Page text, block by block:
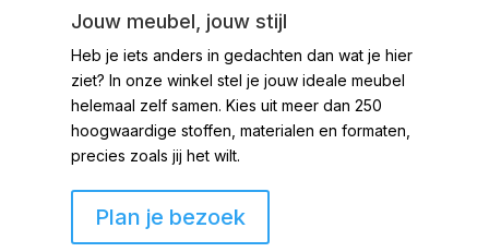
Jouw meubel, jouw stijl
Heb je iets anders in gedachten dan wat je hier
ziet? In onze winkel stel je jouw ideale meubel
helemaal zelf samen. Kies uit meer dan 250
hoogwaardige stoffen, materialen en formaten,
precies zoals jij het wilt.
Plan je bezoek